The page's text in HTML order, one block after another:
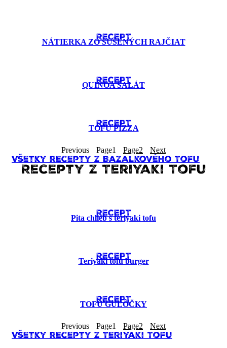
RECEPT
NÁTIERKA ZO SUŠENÝCH RAJČIAT
RECEPT
QUINOA ŠALÁT
RECEPT
TOFU PIZZA
Previous Page1 Page2 Next
Všetky recepty z Bazalkového Tofu
Recepty z Teriyaki Tofu
RECEPT
Pita chlieb s teriyaki tofu
RECEPT
Teriyaki tofu burger
RECEPT
TOFU GUĽÔČKY
Previous Page1 Page2 Next
Všetky recepty z Teriyaki Tofu